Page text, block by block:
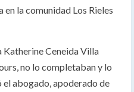
en la comunidad Los Rieles
Katherine Ceneida Villa
no lo completaban y lo
el abogado, apoderado de